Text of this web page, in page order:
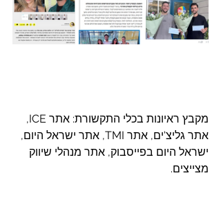
מקבץ ראיונות בכלי התקשורת: אתר ICE,
אתר גליצ'ים, אתר TMI, אתר ישראל היום,
ישראל היום בפייסבוק, אתר מנהלי שיווק
מצייצים.